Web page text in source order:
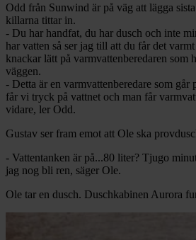
Odd från Sunwind är på väg att lägga
killarna tittar in.
- Du har handfat, du har dusch och inte
har vatten så ser jag till att du får det
knackar lätt på varmvattenberedaren som
väggen.
- Detta är en varmvattenberedare som går
får vi tryck på vattnet och man får
vidare, ler Odd.
Gustav ser fram emot att Ole ska
- Vattentanken är på...80 liter? Tjugo
jag nog bli ren, säger Ole.
Ole tar en dusch. Duschkabinen Aurora